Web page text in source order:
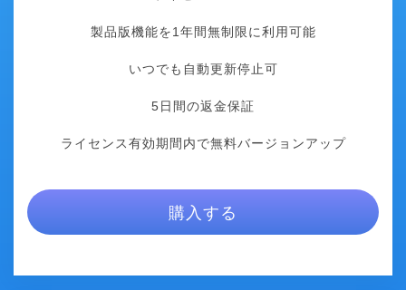
製品版機能を1年間無制限に利用可能
いつでも自動更新停止可
5日間の返金保証
ライセンス有効期間内で無料バージョンアップ
購入する